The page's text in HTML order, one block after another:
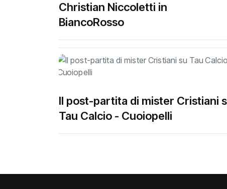
Christian Niccoletti in
BiancoRosso
Il post-partita di mister Cristiani
Tau Calcio - Cuoiopelli